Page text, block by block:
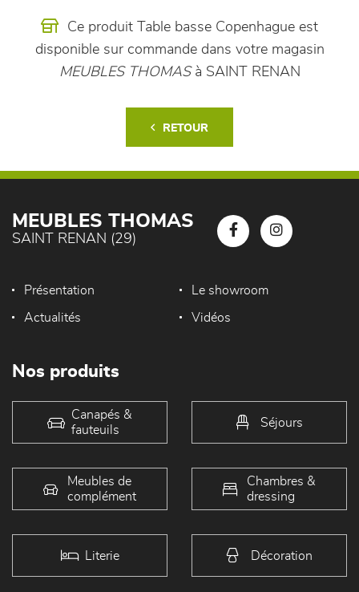
Ce produit Table basse Copenhague est
disponible sur commande dans votre magasin
MEUBLES THOMAS à SAINT RENAN
RETOUR
MEUBLES THOMAS
SAINT RENAN (29)
Présentation Le showroom
Actualités Vidéos
Nos produits
Canapés &
fauteuils
Séjours
Meubles de
complément
Chambres &
dressing
Literie Décoration